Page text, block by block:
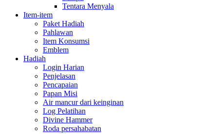
Tentara Menyala
Item-item
Paket Hadiah
Pahlawan
Item Konsumsi
Emblem
Hadiah
Login Harian
Penjelasan
Pencapaian
Papan Misi
Air mancur dari keinginan
Log Pelatihan
Divine Hammer
Roda persahabatan